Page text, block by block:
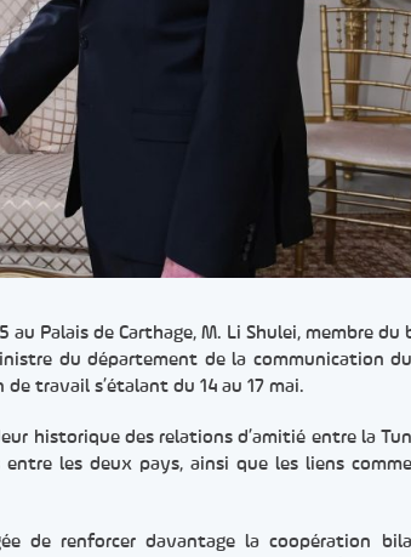
Palais de Carthage, M. Li Shulei, membre du
du département de la communication
travail s’étalant du 14 au 17 mai.
historique des relations d’amitié entre la
les deux pays, ainsi que les liens
de renforcer davantage la coopération